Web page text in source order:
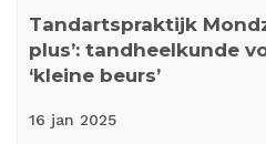
Tandartspraktijk
plus’: tandheelkunde
‘kleine beurs’
16 jan 2025